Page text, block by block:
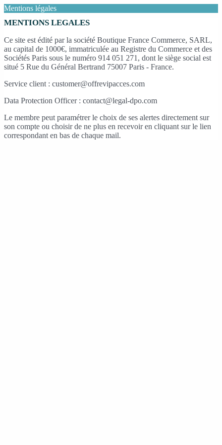
Mentions légales
MENTIONS LEGALES
Ce site est édité par la société Boutique France Commerce, SARL,
au capital de 1000€, immatriculée au Registre du Commerce et des
Sociétés Paris sous le numéro 914 051 271, dont le siège social est
situé 5 Rue du Général Bertrand 75007 Paris - France.
Service client : customer@offrevipacces.com
Data Protection Officer : contact@legal-dpo.com
Le membre peut paramétrer le choix de ses alertes directement sur
son compte ou choisir de ne plus en recevoir en cliquant sur le lien
correspondant en bas de chaque mail.